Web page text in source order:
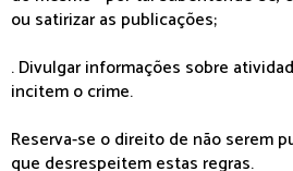
ou satirizar as publicações;
. Divulgar informações sobre
incitem o crime.
Reserva-se o direito de não serem
que desrespeitem estas regras.